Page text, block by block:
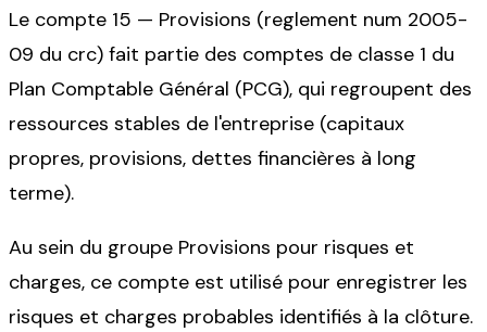
Le compte 15 — Provisions (reglement num 2005-
09 du crc) fait partie des comptes de classe 1 du
Plan Comptable Général (PCG), qui regroupent des
ressources stables de l'entreprise (capitaux
propres, provisions, dettes financières à long
terme).
Au sein du groupe Provisions pour risques et
charges, ce compte est utilisé pour enregistrer les
risques et charges probables identifiés à la clôture.